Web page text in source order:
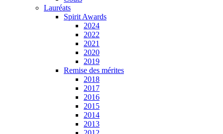
Lauréats
Spirit Awards
2024
2022
2021
2020
2019
Remise des mérites
2018
2017
2016
2015
2014
2013